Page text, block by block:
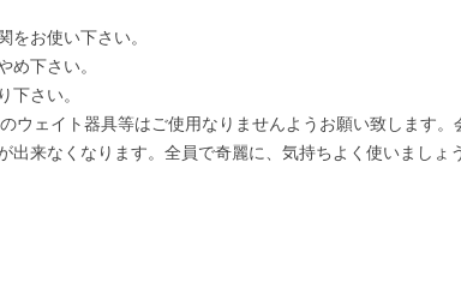
をお使い下さい。
め下さい。
下さい。
のウェイト器具等はご使用なりませんようお願い致します
出来なくなります。全員で奇麗に、気持ちよく使いましょう